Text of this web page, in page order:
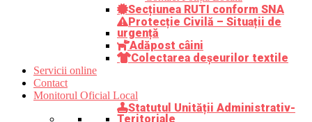
Secțiunea RUTI conform SNA
Protecție Civilă – Situații de
urgență
Adăpost câini
Colectarea deșeurilor textile
Servicii online
Contact
Monitorul Oficial Local
Statutul Unității Administrativ-
Teritoriale